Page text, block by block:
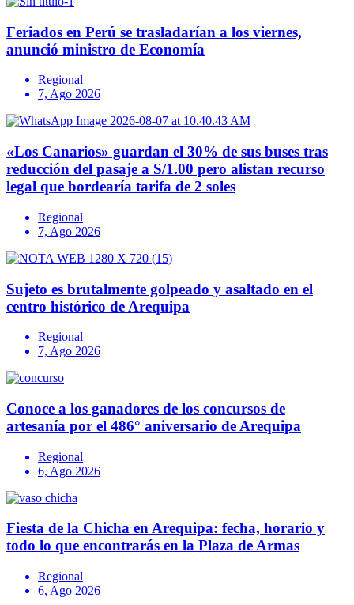
Feriados en Perú se trasladarían a los viernes,
anunció ministro de Economía
Regional
7, Ago 2026
«Los Canarios» guardan el 30% de sus buses tras
reducción del pasaje a S/1.00 pero alistan recurso
legal que bordearía tarifa de 2 soles
Regional
7, Ago 2026
Sujeto es brutalmente golpeado y asaltado en el
centro histórico de Arequipa
Regional
7, Ago 2026
Conoce a los ganadores de los concursos de
artesanía por el 486° aniversario de Arequipa
Regional
6, Ago 2026
Fiesta de la Chicha en Arequipa: fecha, horario y
todo lo que encontrarás en la Plaza de Armas
Regional
6, Ago 2026